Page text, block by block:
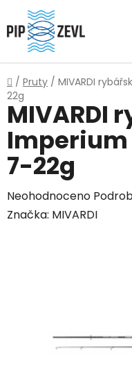
Přejít
na
obsah
Domů
/ Pruty / MIVARDI
22g
MIVARDI
Imperium
7-22g
Průměrné
hodnocení
Neohodnoceno
Značka: MIVARDI